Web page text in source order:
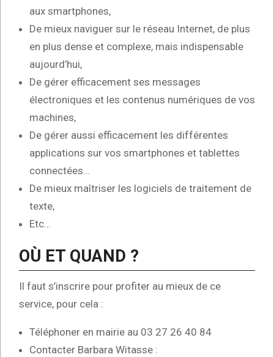
aux smartphones,
De mieux naviguer sur le réseau Internet, de plus
en plus dense et complexe, mais indispensable
aujourd’hui,
De gérer efficacement ses messages
électroniques et les contenus numériques de vos
machines,
De gérer aussi efficacement les différentes
applications sur vos smartphones et tablettes
connectées…
De mieux maîtriser les logiciels de traitement de
texte,
Etc…
OÙ ET QUAND ?
Il faut s’inscrire pour profiter au mieux de ce
service, pour cela :
Téléphoner en mairie au 03 27 26 40 84
Contacter Barbara Witasse :